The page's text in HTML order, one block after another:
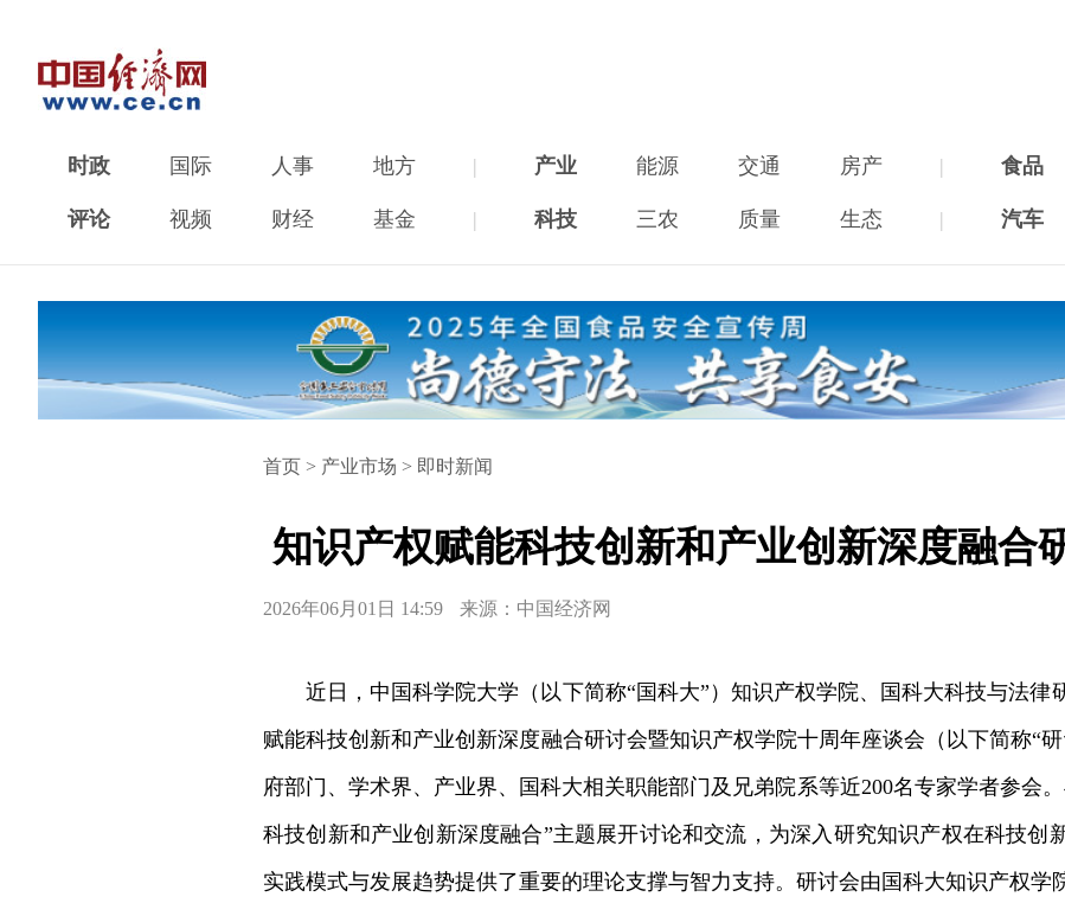
时政 国际 人事 地方 | 产业 能源 交通 房产 | 食品
评论 视频 财经 基金 | 科技 三农 质量 生态 | 汽车
首页 > 产业市场 > 即时新闻
知识产权赋能科技创新和产业创新深度融合
2026年06月01日 14:59 来源：中国经济网
近日，中国科学院大学（以下简称“国科大”）知识产权学院、国科大科技与法律
赋能科技创新和产业创新深度融合研讨会暨知识产权学院十周年座谈会（以下简称“
府部门、学术界、产业界、国科大相关职能部门及兄弟院系等近200名专家学者参会
科技创新和产业创新深度融合”主题展开讨论和交流，为深入研究知识产权在科技创
实践模式与发展趋势提供了重要的理论支撑与智力支持。研讨会由国科大知识产权学